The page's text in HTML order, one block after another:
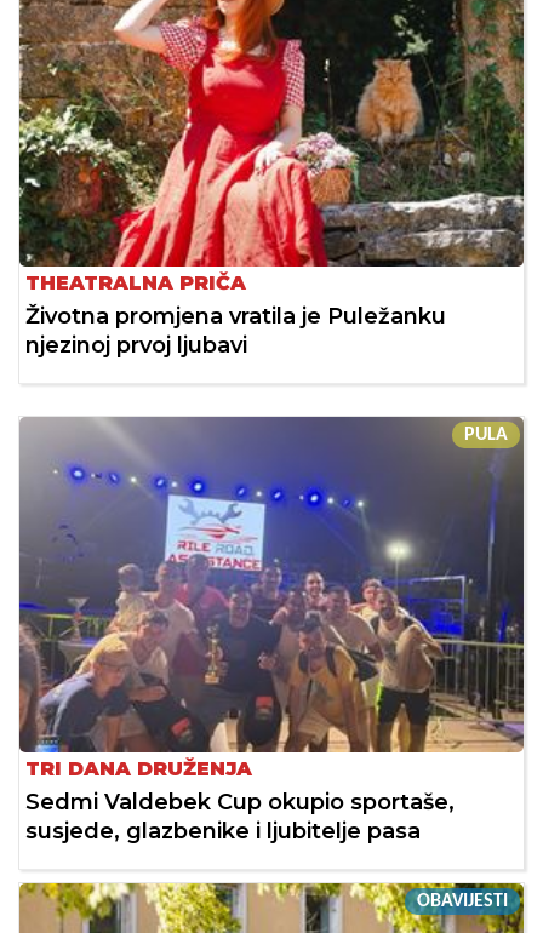
THEATRALNA PRIČA
Životna promjena vratila je Puležanku
njezinoj prvoj ljubavi
PULA
TRI DANA DRUŽENJA
Sedmi Valdebek Cup okupio sportaše,
susjede, glazbenike i ljubitelje pasa
OBAVIJESTI